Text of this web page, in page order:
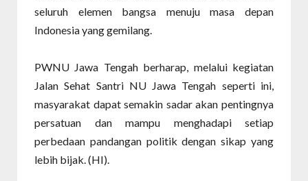
seluruh elemen bangsa menuju masa depan
Indonesia yang gemilang.
PWNU Jawa Tengah berharap, melalui kegiatan
Jalan Sehat Santri NU Jawa Tengah seperti ini,
masyarakat dapat semakin sadar akan pentingnya
persatuan dan mampu menghadapi setiap
perbedaan pandangan politik dengan sikap yang
lebih bijak. (HI).